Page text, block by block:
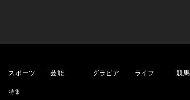
スポーツ
特集
芸能 グラビア ライフ 競馬